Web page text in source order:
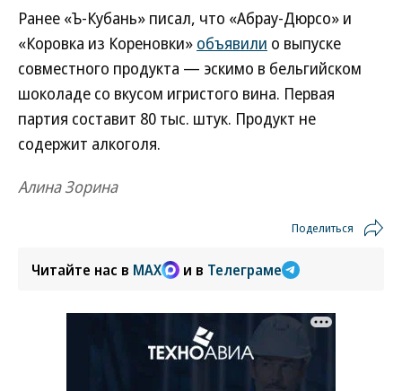
Ранее «Ъ-Кубань» писал, что «Абрау-Дюрсо» и
«Коровка из Кореновки» объявили о выпуске
совместного продукта — эскимо в бельгийском
шоколаде со вкусом игристого вина. Первая
партия составит 80 тыс. штук. Продукт не
содержит алкоголя.
Алина Зорина
Поделиться
Читайте нас в MAX и в Телеграме